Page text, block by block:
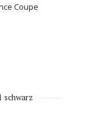
Coupe
schwarz